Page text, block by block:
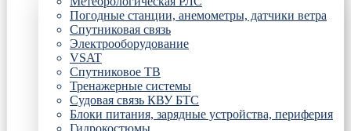
Погодные станции, анемометры, датчики ветра
Спутниковая связь
Электрооборудование
VSAT
Спутниковое ТВ
Тренажерные системы
Судовая связь КВУ БТС
Блоки питания, зарядные устройства, периферия
Гидрокостюмы